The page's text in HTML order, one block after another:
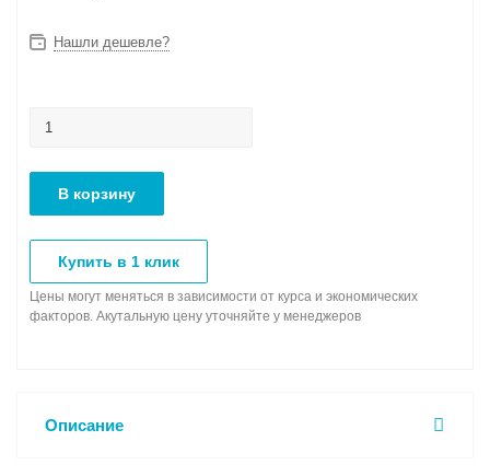
Нашли дешевле?
В корзину
Купить в 1 клик
Цены могут меняться в зависимости от курса и экономических
факторов. Акутальную цену уточняйте у менеджеров
Описание